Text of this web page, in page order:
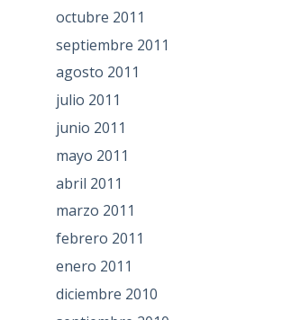
octubre 2011
septiembre 2011
agosto 2011
julio 2011
junio 2011
mayo 2011
abril 2011
marzo 2011
febrero 2011
enero 2011
diciembre 2010